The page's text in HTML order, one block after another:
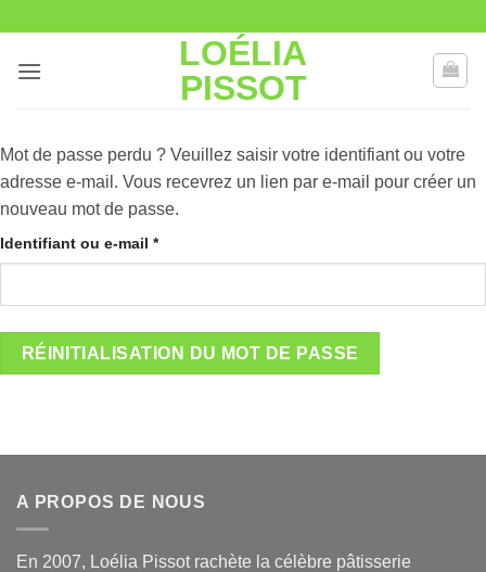
contenu
LOÉLIA
PISSOT
Mot de passe perdu ? Veuillez saisir votre identifiant ou votre
adresse e-mail. Vous recevrez un lien par e-mail pour créer un
nouveau mot de passe.
Identifiant ou e-mail *Obligatoire
RÉINITIALISATION DU MOT DE PASSE
A PROPOS DE NOUS
En 2007, Loélia Pissot rachète la célèbre pâtisserie